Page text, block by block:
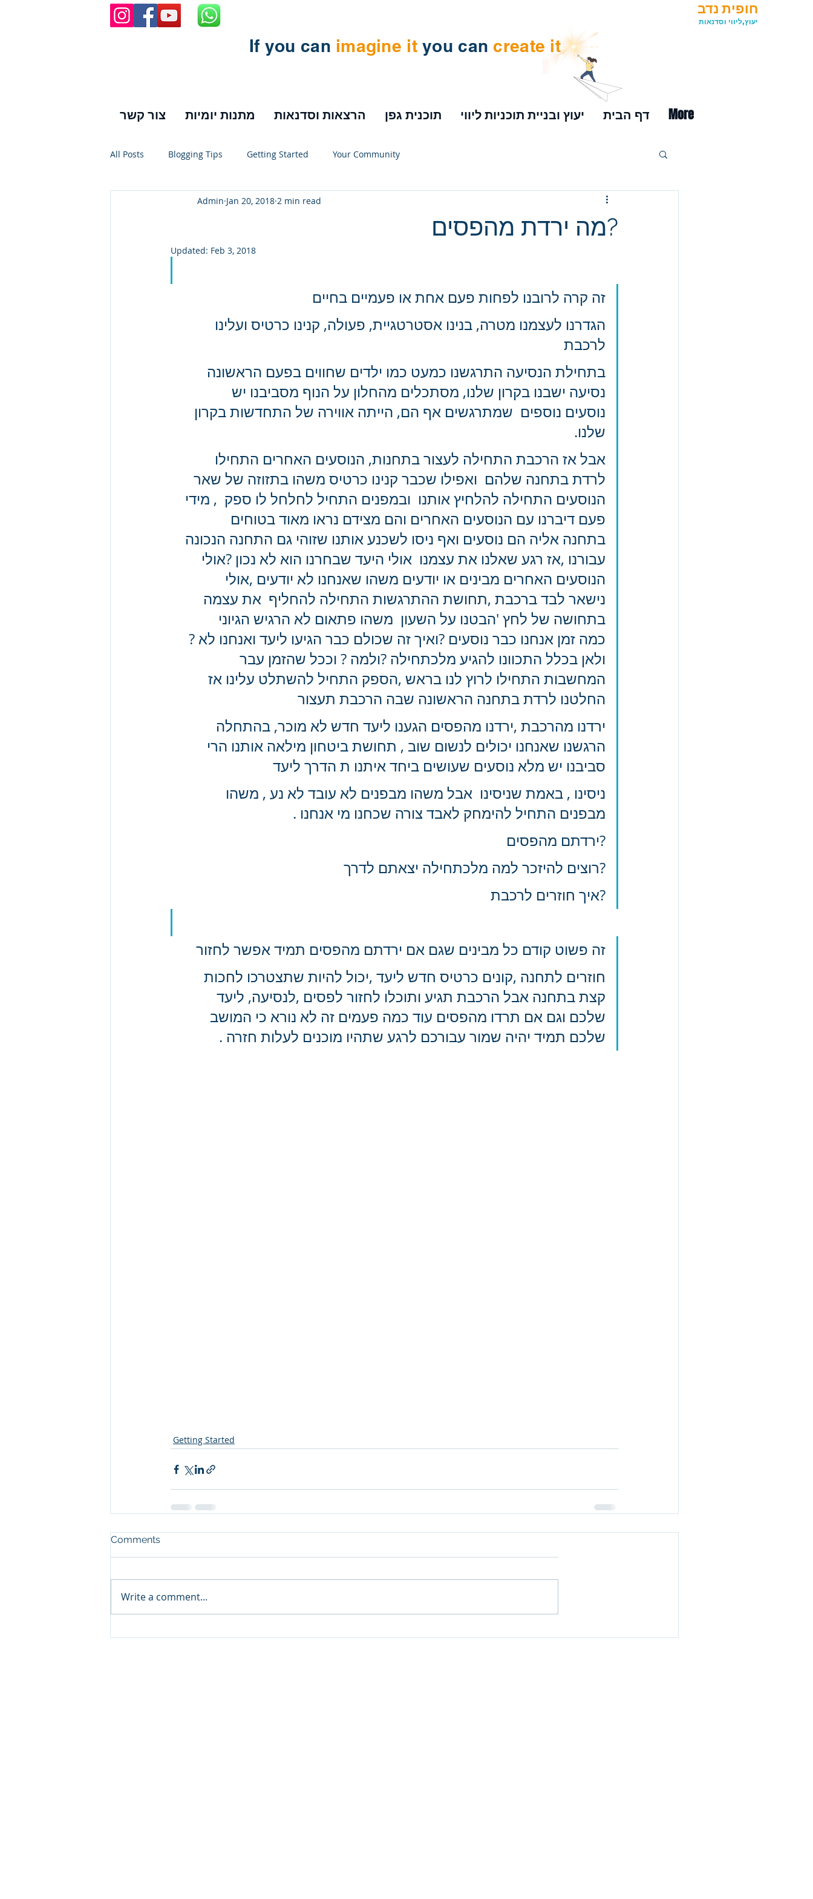
If you can imagine ityou can create it
חופית נדב
יעוץ,ליווי וסדנאות
צור קשר מתנות יומיות הרצאות וסדנאות תוכנית גפן יעוץ ובניית תוכניות ליווי דף הבית More
All Posts Blogging Tips Getting Started Your Community
?מה ירדת מהפסים
Admin Jan 20, 2018 2 min read
Updated: Feb 3, 2018
זה קרה לרובנו לפחות פעם אחת או פעמיים בחיים
הגדרנו לעצמנו מטרה, בנינו אסטרטגיית, פעולה, קנינו כרטיס ועלינו
לרכבת
בתחילת הנסיעה התרגשנו כמעט כמו ילדים שחווים בפעם הראשונה
נסיעה ישבנו בקרון שלנו, מסתכלים מהחלון על הנוף מסביבנו יש
נוסעים נוספים  שמתרגשים אף הם, הייתה אווירה של התחדשות בקרון
שלנו.
אבל אז הרכבת התחילה לעצור בתחנות, הנוסעים האחרים התחילו
לרדת בתחנה שלהם  ואפילו שכבר קנינו כרטיס משהו בתזוזה של שאר
הנוסעים התחילה להלחיץ אותנו  ובמפנים התחיל לחלחל לו ספק  , מידי
פעם דיברנו עם הנוסעים האחרים והם מצידם נראו מאוד בטוחים
בתחנה אליה הם נוסעים ואף ניסו לשכנע אותנו שזוהי גם התחנה הנכונה
עבורנו ,אז רגע שאלנו את עצמנו  אולי היעד שבחרנו הוא לא נכון ?אולי
הנוסעים האחרים מבינים או יודעים משהו שאנחנו לא יודעים ,אולי
נישאר לבד ברכבת ,תחושת ההתרגשות התחילה להחליף  את עצמה
בתחושה של לחץ 'הבטנו על השעון  משהו פתאום לא הרגיש הגיוני
כמה זמן אנחנו כבר נוסעים ?ואיך זה שכולם כבר הגיעו ליעד ואנחנו לא ?
ולאן בכלל התכוונו להגיע מלכתחילה ?ולמה ? וככל שהזמן עבר
המחשבות התחילו לרוץ לנו בראש ,הספק התחיל להשתלט עלינו אז
החלטנו לרדת בתחנה הראשונה שבה הרכבת תעצור
ירדנו מהרכבת ,ירדנו מהפסים הגענו ליעד חדש לא מוכר, בהתחלה
הרגשנו שאנחנו יכולים לנשום שוב , תחושת ביטחון מילאה אותנו הרי
סביבנו יש מלא נוסעים שעושים ביחד איתנו ת הדרך ליעד
ניסינו , באמת שניסינו  אבל משהו מבפנים לא עובד לא נע , משהו
מבפנים התחיל להימחק לאבד צורה שכחנו מי אנחנו .
?ירדתם מהפסים
?רוצים להיזכר למה מלכתחילה יצאתם לדרך
?איך חוזרים לרכבת
זה פשוט קודם כל מבינים שגם אם ירדתם מהפסים תמיד אפשר לחזור
חוזרים לתחנה ,קונים כרטיס חדש ליעד ,יכול להיות שתצטרכו לחכות
קצת בתחנה אבל הרכבת תגיע ותוכלו לחזור לפסים ,לנסיעה, ליעד
שלכם וגם אם תרדו מהפסים עוד כמה פעמים זה לא נורא כי המושב
שלכם תמיד יהיה שמור עבורכם לרגע שתהיו מוכנים לעלות חזרה .
Getting Started
Comments
Write a comment...